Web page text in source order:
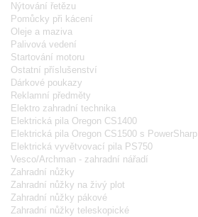
Nýtování řetězu
Pomůcky při kácení
Oleje a maziva
Palivová vedení
Startování motoru
Ostatní příslušenství
Dárkové poukazy
Reklamní předměty
Elektro zahradní technika
Elektrická pila Oregon CS1400
Elektrická pila Oregon CS1500 s PowerSharp
Elektrická vyvětvovací pila PS750
Vesco/Archman - zahradní nářadí
Zahradní nůžky
Zahradní nůžky na živý plot
Zahradní nůžky pákové
Zahradní nůžky teleskopické